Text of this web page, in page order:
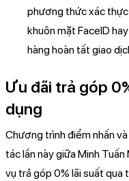
phương thức xác thực
khuôn mặt FaceID
hàng hoàn tất giao
Ưu đãi trả góp
dụng
Chương trình điểm nhấn
tác lần này giữa Minh
vụ trả góp 0% lãi suất qua